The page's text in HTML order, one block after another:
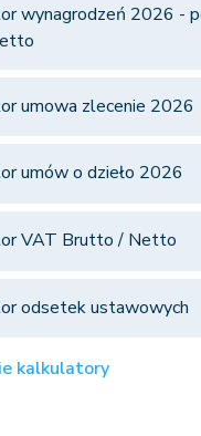
wynagrodzeń 2026 -
umowa zlecenie 2026
umów o dzieło 2026
VAT Brutto / Netto
odsetek ustawowych
kalkulatory